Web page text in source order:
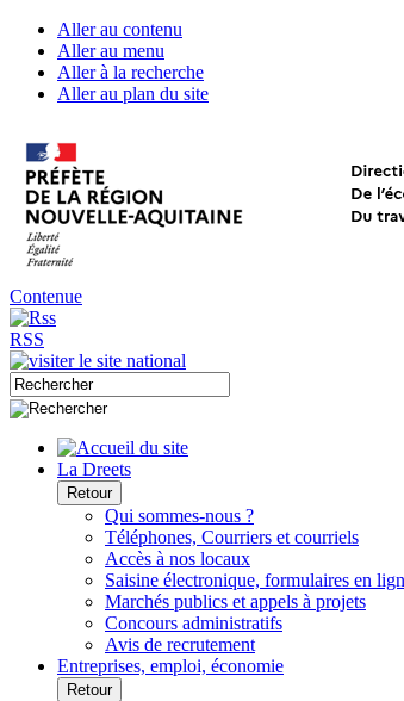
Aller au contenu
Aller au menu
Aller à la recherche
Aller au plan du site
Contenue
RSS
La Dreets
Retour
Qui sommes-nous ?
Téléphones, Courriers et courriels
Accès à nos locaux
Saisine électronique, formulaires en
Marchés publics et appels à projets
Concours administratifs
Avis de recrutement
Entreprises, emploi, économie
Retour